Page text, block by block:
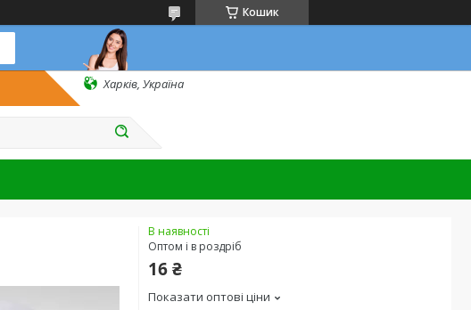
Кошик
Харків, Україна
В наявності
Оптом і в роздріб
16 ₴
Показати оптові ціни